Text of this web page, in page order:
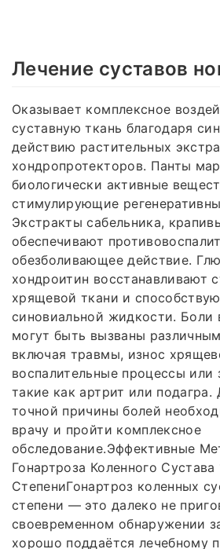
Лечение суставов
Оказывает комплексное
суставную ткань благодаря
действию растительных
хондропротекторов. Панты
биологически активные
стимулирующие
Экстракты сабельника,
обеспечивают
обезболивающее действие.
хондроитин восстанавливают
хрящевой ткани и
синовиальной жидкости. Боли
могут быть вызваны
включая травмы, износ
воспалительные процессы или
такие как артрит или подагра.
точной причины болей
врачу и пройти комплексное
обследование.Эффективные
Гонартроза Коленного Сустава
СтепениГонартроз коленных
степени — это далеко не
своевременном обнаружении
хорошо поддаётся лечебному